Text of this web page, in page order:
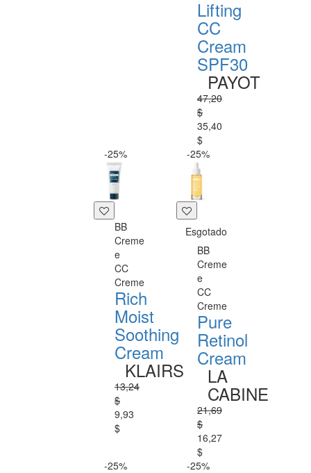
Lifting
CC
Cream
SPF30
PAYOT
47,20
$
35,40
$
-25%
BB
Creme
e
CC
Creme
Rich
Moist
Soothing
Cream
KLAIRS
13,24
$
9,93
$
-25%
Esgotado
BB
Creme
e
CC
Creme
Pure
Retinol
Cream
LA
CABINE
21,69
$
16,27
$
-25%
-25%